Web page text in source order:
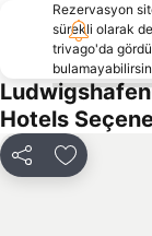
Altleiningen
Aquabella
Zur Traube
St Ludwig mit
Rezervasyon
sürekli olarak
trivago'da
Ludwigshafen
Hotels
Paylaş